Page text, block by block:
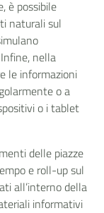
è possibile
naturali sul
nella
le informazioni
o a
o i tablet
delle piazze
e roll-up sul
all’interno della
informativi